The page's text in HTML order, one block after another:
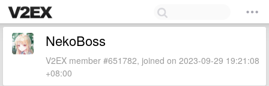
NekoBoss
V2EX member #651782, joined on 2023-09-29 19:21:08
+08:00